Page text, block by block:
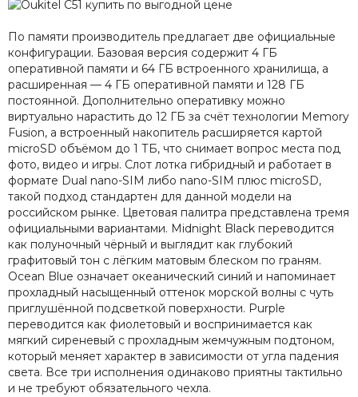
По памяти производитель предлагает две официальные
конфигурации. Базовая версия содержит 4 ГБ
оперативной памяти и 64 ГБ встроенного хранилища, а
расширенная — 4 ГБ оперативной памяти и 128 ГБ
постоянной. Дополнительно оперативку можно
виртуально нарастить до 12 ГБ за счёт технологии Memory
Fusion, а встроенный накопитель расширяется картой
microSD объёмом до 1 ТБ, что снимает вопрос места под
фото, видео и игры. Слот лотка гибридный и работает в
формате Dual nano-SIM либо nano-SIM плюс microSD,
такой подход стандартен для данной модели на
российском рынке. Цветовая палитра представлена тремя
официальными вариантами. Midnight Black переводится
как полуночный чёрный и выглядит как глубокий
графитовый тон с лёгким матовым блеском по граням.
Ocean Blue означает океанический синий и напоминает
прохладный насыщенный оттенок морской волны с чуть
приглушённой подсветкой поверхности. Purple
переводится как фиолетовый и воспринимается как
мягкий сиреневый с прохладным жемчужным подтоном,
который меняет характер в зависимости от угла падения
света. Все три исполнения одинаково приятны тактильно
и не требуют обязательного чехла.